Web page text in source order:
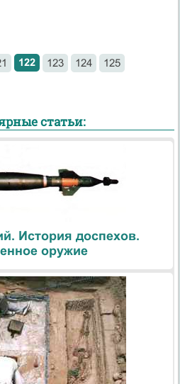
122 123 124
125
статьи:
История доспехов.
оружие